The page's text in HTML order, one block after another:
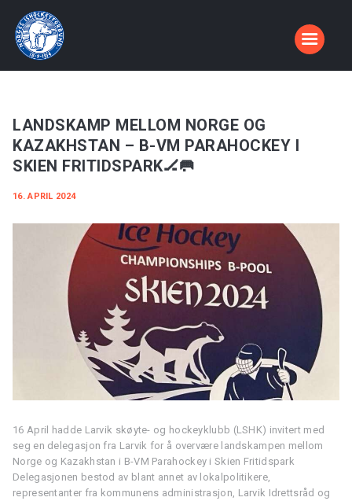
NYHETER
LARVIK BANDY
OM OSS
LANDSKAMP MELLOM NORGE OG
KAZAKHSTAN – B-VM PARAHOCKEY I
SKIEN FRITIDSPARK🏒🥅
16. APRIL 2024
16 April hadde Larvik skøyte- og hockeyklubb (LSHK) invitert med
seg en delegasjon fra Larvik for å overvære landskampen mellom
Norge og Kazakhstan i B-VM Parahockey i Skien Fritidspark
Delegasjonen bestod av blant annet av lokalpolitikere,
representanter fra kommunens administrasjon, Larvik Idrettsråd og